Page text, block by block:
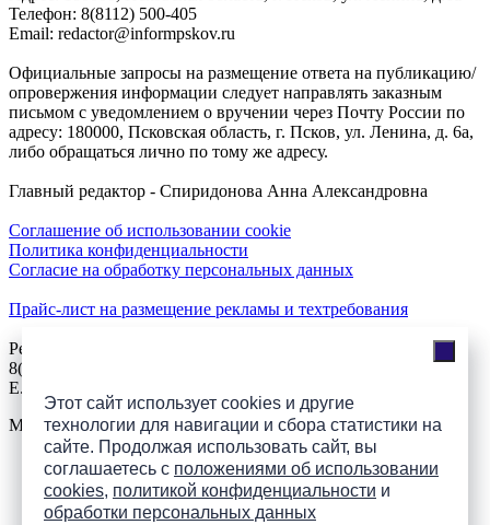
Этот сайт использует cookies и другие
технологии для навигации и сбора статистики на
сайте. Продолжая использовать сайт, вы
соглашаетесь с положениями об использовании
cookies, политикой конфиденциальности и
обработки персональных данных
Телефон: 8(8112) 500-405
Email: redactor@informpskov.ru
Официальные запросы на размещение ответа на публикацию/
опровержения информации следует направлять заказным
письмом с уведомлением о вручении через Почту России по
адресу: 180000, Псковская область, г. Псков, ул. Ленина, д. 6а,
либо обращаться лично по тому же адресу.
Главный редактор - Спиридонова Анна Александровна
Соглашение об использовании cookie
Политика конфиденциальности
Согласие на обработку персональных данных
Прайс-лист на размещение рекламы и техтребования
Реклама на сайте
8(921)508-52-62, телефон 8(8112) 500-131
E.Sezeikina@mhpsk.ru
Меню
Слушать радио «7 небо» онлайн